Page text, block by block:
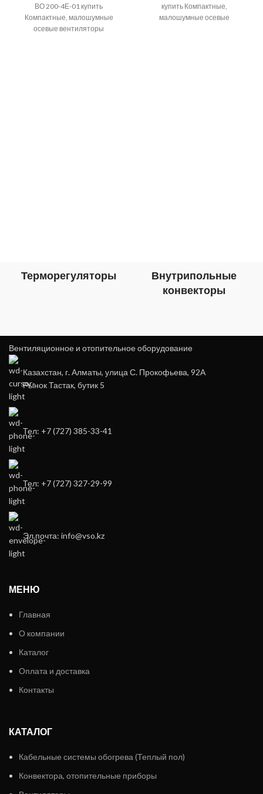
ВО 200-4Е-01 купить
Компактные, малошумные
осевые вентиляторы
купить Компактные,
малошумные осевые
Терморегуляторы
Внутрипольные
конвекторы
Вентиляционное и отопительное оборудование
Казахстан, г. Алматы, улица С. Прокофьева, 92А
Рынок Тастак, бутик 5
Тел: +7 (727) 385-33-41
Тел: +7 (727) 327-29-99
Эл.почта: info@vso.kz
МЕНЮ
Главная
О компании
Каталог
Оплата и доставка
Контакты
КАТАЛОГ
Кабельные системы обогрева (Теплый пол)
Конвектора, отопительные приборы